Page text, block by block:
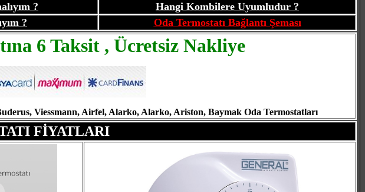
?
Hangi Kombilere Uyumludur ?
? Oda Termostatı Bağlantı Şeması
6 Taksit , Ücretsiz Nakliye
Buderus, Viessmann, Airfel, Alarko, Alarko, Ariston, Baymak Oda Termostatları
FİYATLARI